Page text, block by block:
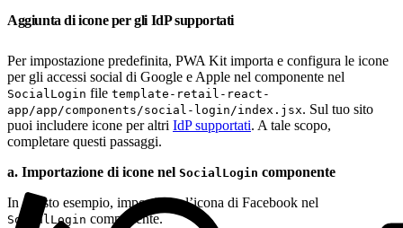
Aggiunta di icone per gli IdP supportati
Per impostazione predefinita, PWA Kit importa e configura le icone
per gli accessi social di Google e Apple nel componente nel
SocialLogin file template-retail-react-
app/app/components/social-login/index.jsx. Sul tuo sito
puoi includere icone per altri IdP supportati. A tale scopo,
completare questi passaggi.
a. Importazione di icone nel SocialLogin componente
In questo esempio, importiamo l’icona di Facebook nel
SocialLogin componente.